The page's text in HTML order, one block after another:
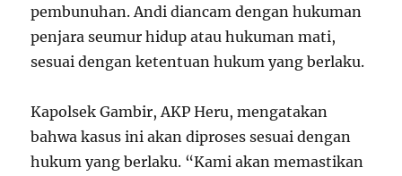
pembunuhan. Andi diancam dengan hukuman
penjara seumur hidup atau hukuman mati,
sesuai dengan ketentuan hukum yang berlaku.
Kapolsek Gambir, AKP Heru, mengatakan
bahwa kasus ini akan diproses sesuai dengan
hukum yang berlaku. “Kami akan memastikan